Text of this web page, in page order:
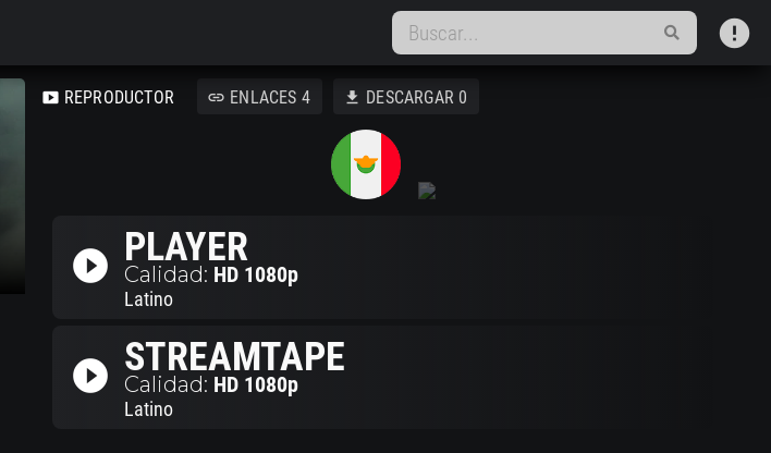
error
smart_display REPRODUCTOR link ENLACES 4 download DESCARGAR 0
play_circle_filled PLAYER
Calidad: HD 1080p
Latino
play_circle_filled STREAMTAPE
Calidad: HD 1080p
Latino